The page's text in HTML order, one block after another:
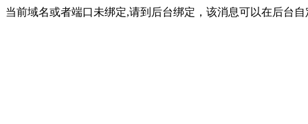
当前域名或者端口未绑定,请到后台绑定，该消息可以在后台自